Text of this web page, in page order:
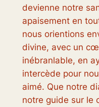
devienne notre
apaisement en
nous orientions
divine, avec un
inébranlable, en
intercède pour
aimé. Que notre
notre guide sur le